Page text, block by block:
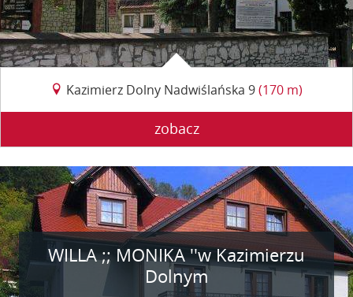
Kazimierz Dolny Nadwiślańska 9(170 m)
zobacz
WILLA ;; MONIKA ''w Kazimierzu
Dolnym